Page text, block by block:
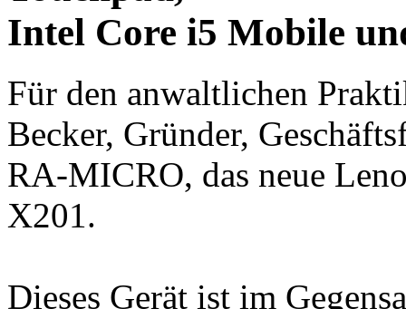
Intel Core i5 Mobile
Für den anwaltlichen
Becker, Gründer,
RA-MICRO, das neue
X201.
Dieses Gerät ist im